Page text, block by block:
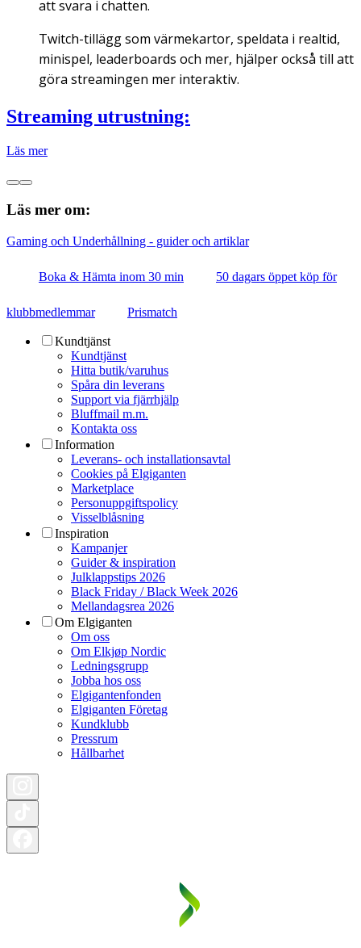
att svara i chatten.
Twitch-tillägg som värmekartor, speldata i realtid,
minispel, leaderboards och mer, hjälper också till att
göra streamingen mer interaktiv.
Streaming utrustning:
Läs mer
Läs mer om:
Gaming och Underhållning - guider och artiklar
Boka & Hämta inom 30 min 50 dagars öppet köp för
klubbmedlemmar Prismatch
Kundtjänst
Kundtjänst
Hitta butik/varuhus
Spåra din leverans
Support via fjärrhjälp
Bluffmail m.m.
Kontakta oss
Information
Leverans- och installationsavtal
Cookies på Elgiganten
Marketplace
Personuppgiftspolicy
Visselblåsning
Inspiration
Kampanjer
Guider & inspiration
Julklappstips 2026
Black Friday / Black Week 2026
Mellandagsrea 2026
Om Elgiganten
Om oss
Om Elkjøp Nordic
Ledningsgrupp
Jobba hos oss
Elgigantenfonden
Elgiganten Företag
Kundklubb
Pressrum
Hållbarhet